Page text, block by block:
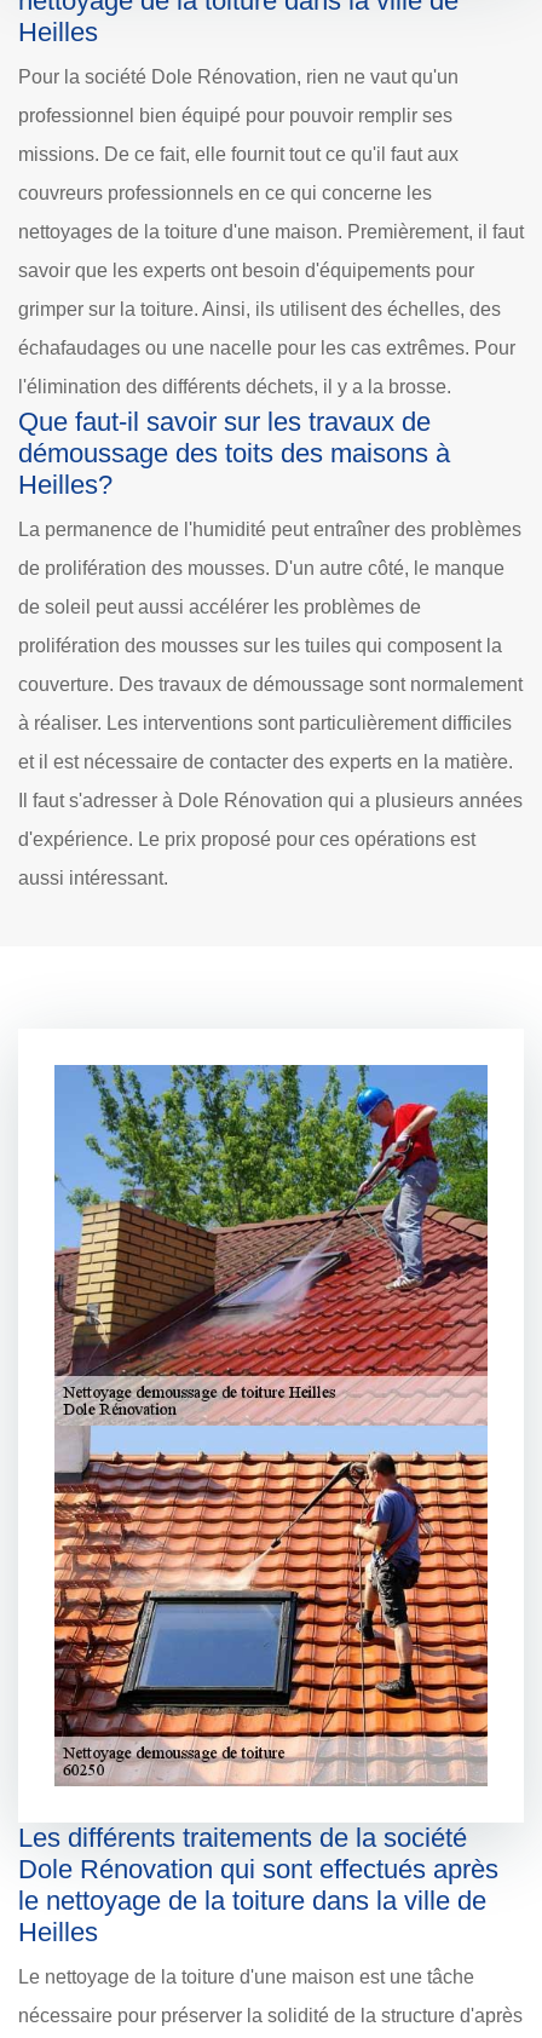
Heilles
Pour la société Dole Rénovation, rien ne vaut qu'un
professionnel bien équipé pour pouvoir remplir ses
missions. De ce fait, elle fournit tout ce qu'il faut aux
couvreurs professionnels en ce qui concerne les
nettoyages de la toiture d'une maison. Premièrement, il faut
savoir que les experts ont besoin d'équipements pour
grimper sur la toiture. Ainsi, ils utilisent des échelles, des
échafaudages ou une nacelle pour les cas extrêmes. Pour
l'élimination des différents déchets, il y a la brosse.
Que faut-il savoir sur les travaux de
démoussage des toits des maisons à
Heilles?
La permanence de l'humidité peut entraîner des problèmes
de prolifération des mousses. D'un autre côté, le manque
de soleil peut aussi accélérer les problèmes de
prolifération des mousses sur les tuiles qui composent la
couverture. Des travaux de démoussage sont normalement
à réaliser. Les interventions sont particulièrement difficiles
et il est nécessaire de contacter des experts en la matière.
Il faut s'adresser à Dole Rénovation qui a plusieurs années
d'expérience. Le prix proposé pour ces opérations est
aussi intéressant.
Les différents traitements de la société
Dole Rénovation qui sont effectués après
le nettoyage de la toiture dans la ville de
Heilles
Le nettoyage de la toiture d'une maison est une tâche
nécessaire pour préserver la solidité de la structure d'après